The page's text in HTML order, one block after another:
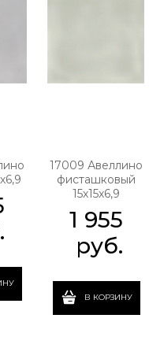
17009 Авеллино
фисташковый
15х15х6,9
1 955
руб.
В КОРЗИНУ